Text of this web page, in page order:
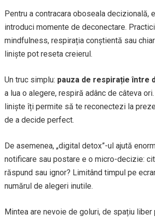
Pentru a contracara oboseala decizională,
introduci momente de deconectare.
mindfulness, respirația conștientă sau
liniște pot reseta creierul.
Un truc simplu: pauza de respirație între
a lua o alegere, respiră adânc de câteva
liniște îți permite să te reconectezi la
de a decide perfect.
De asemenea, „digital detox”-ul ajută
notificare sau postare e o micro-decizie:
răspund sau ignor? Limitând timpul pe
numărul de alegeri inutile.
Mintea are nevoie de goluri, de spațiu liber